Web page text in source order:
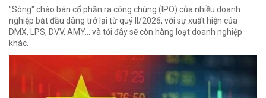
"Sóng" chào bán cổ phần ra công chúng (IPO) của nhiều doanh
nghiệp bắt đầu dâng trở lại từ quý II/2026, với sự xuất hiện của
DMX, LPS, DVV, AMY... và tới đây sẽ còn hàng loạt doanh nghiệp
khác.